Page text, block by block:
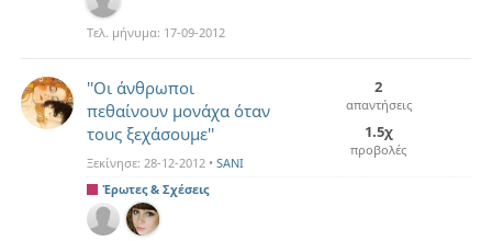
Τελ. μήνυμα: 17-09-2012
''Oι άνθρωποι
πεθαίνουν μονάχα όταν
τους ξεχάσουμε''
Ξεκίνησε: 28-12-2012 • SANI
2
απαντήσεις
1.5χ
προβολές
Έρωτες & Σχέσεις